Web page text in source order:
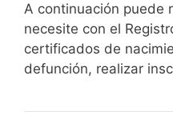
A continuación puede
necesite con el
certificados de
defunción, realizar